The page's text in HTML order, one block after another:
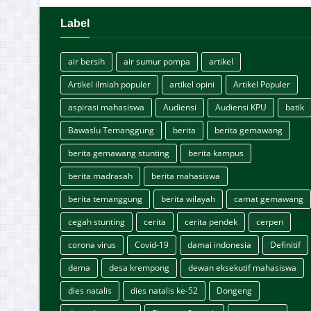
Label
air bersih air sumur pompa
artikel
Artikel ilmiah populer
artikel opini
Artikel Populer
aspirasi mahasiswa
Audiensi Audiensi KPU
batik
Bawaslu Temanggung
berita
berita gemawang
berita gemawang stunting
berita kampus
berita madrasah
berita mahasiswa
berita temanggung
berita wilayah
camat gemawang
cegah stunting
cerita cerita pendek
cerpen
corona virus
Covid-19 damai indonesia
Definitif
dema
desa krempong
dewan eksekutif mahasiswa
dies natalis
dies natalis ke-52
Dongeng